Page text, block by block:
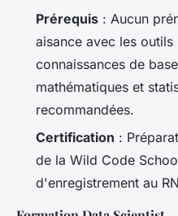
Prérequis : Aucun
aisance avec les
connaissances de
mathématiques et
recommandées.
Certification :
de la Wild Code
d'enregistrement au